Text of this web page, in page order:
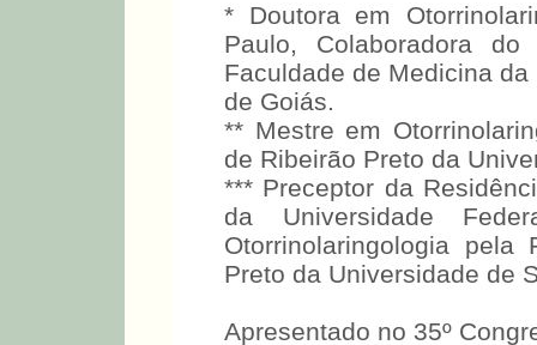
* Doutora em
Paulo, Colaboradora
Faculdade de Medicina
de Goiás.
** Mestre em
de Ribeirão Preto da
*** Preceptor da
da Universidade
Otorrinolaringologia
Preto da Universidade de
Apresentado no 35º